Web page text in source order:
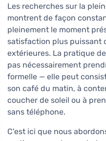
Les recherches sur la
montrent de façon
pleinement le moment
satisfaction plus puissant
extérieures. La pratique
pas nécessairement
formelle — elle peut
son café du matin, à
coucher de soleil ou à
sans téléphone.
C'est ici que nous